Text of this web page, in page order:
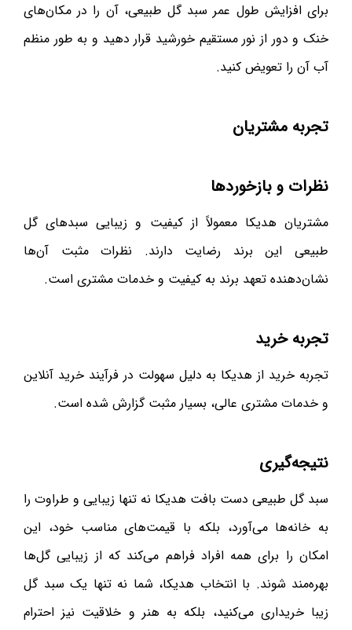
برای افزایش طول عمر سبد گل طبیعی، آن را در مکان‌های
خنک و دور از نور مستقیم خورشید قرار دهید و به طور منظم
آب آن را تعویض کنید.
تجربه مشتریان
نظرات و بازخوردها
مشتریان هدیکا معمولاً از کیفیت و زیبایی سبدهای گل
طبیعی این برند رضایت دارند. نظرات مثبت آن‌ها
نشان‌دهنده تعهد برند به کیفیت و خدمات مشتری است.
تجربه خرید
تجربه خرید از هدیکا به دلیل سهولت در فرآیند خرید آنلاین
و خدمات مشتری عالی، بسیار مثبت گزارش شده است.
نتیجه‌گیری
سبد گل طبیعی دست بافت هدیکا نه تنها زیبایی و طراوت را
به خانه‌ها می‌آورد، بلکه با قیمت‌های مناسب خود، این
امکان را برای همه افراد فراهم می‌کند که از زیبایی گل‌ها
بهره‌مند شوند. با انتخاب هدیکا، شما نه تنها یک سبد گل
زیبا خریداری می‌کنید، بلکه به هنر و خلاقیت نیز احترام